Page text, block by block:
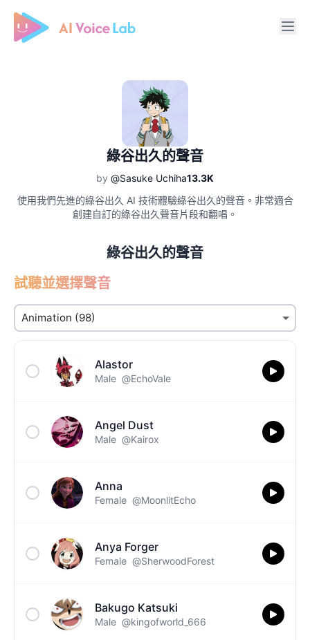
Free AI Cover & AI Voice Over
綠谷出久的聲音
by @Sasuke Uchiha13.3K
使用我們先進的綠谷出久 AI 技術體驗綠谷出久的聲音。非常適合
創建自訂的綠谷出久聲音片段和翻唱。
綠谷出久的聲音
試聽並選擇聲音
Alastor
Male @EchoVale
Angel Dust
Male @Kairox
Anna
Female @MoonlitEcho
Anya Forger
Female @SherwoodForest
Bakugo Katsuki
Male @kingofworld_666